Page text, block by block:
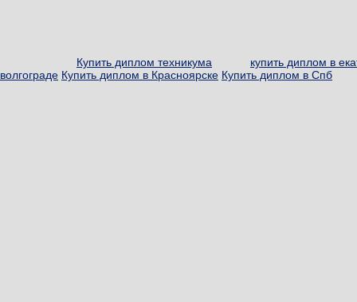
Купить диплом техникума
купить диплом в
волгограде Купить диплом в Красноярске Купить диплом в Спб